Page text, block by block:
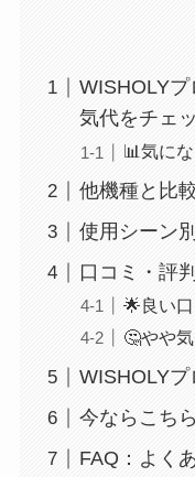
WISHOLY
気代をチェ
📊気に
他機種と比
使用シーン
口コミ・評
🌟良い口
🤔やや
WISHOLYプ
今ならこち
FAQ：よく